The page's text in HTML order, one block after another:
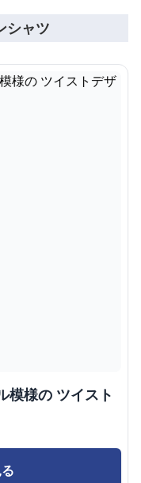
シャツ
模様の ツイスト